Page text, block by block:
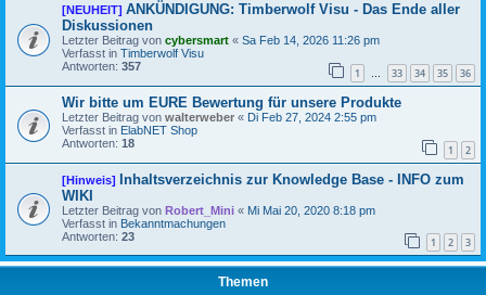
[NEUHEIT] ANKÜNDIGUNG: Timberwolf Visu - Das Ende aller
Diskussionen
Letzter Beitrag von cybersmart « Sa Feb 14, 2026 11:26 pm
Verfasst in Timberwolf Visu
Antworten: 357 1 … 33 34 35 36
Wir bitte um EURE Bewertung für unsere Produkte
Letzter Beitrag von walterweber « Di Feb 27, 2024 2:55 pm
Verfasst in ElabNET Shop
Antworten: 18 1 2
[Hinweis] Inhaltsverzeichnis zur Knowledge Base - INFO zum
WIKI
Letzter Beitrag von Robert_Mini « Mi Mai 20, 2020 8:18 pm
Verfasst in Bekanntmachungen
Antworten: 23 1 2 3
Themen